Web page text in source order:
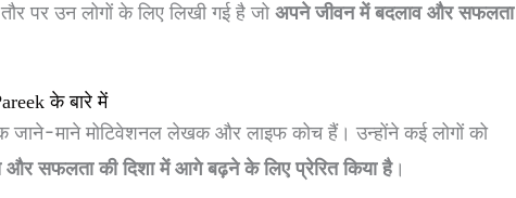
पर उन लोगों के लिए लिखी गई है जोअपने जीवन में बदलाव और सफलता
के बारे में
जाने-माने मोटिवेशनल लेखक और लाइफ कोच हैं। उन्होंने कई लोगों को
और सफलता की दिशा में आगे बढ़ने के लिए प्रेरित किया है।